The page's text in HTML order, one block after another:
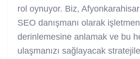
rol oynuyor. Biz,
SEO danışmanı olarak
derinlemesine anlamak ve bu
ulaşmanızı sağlayacak